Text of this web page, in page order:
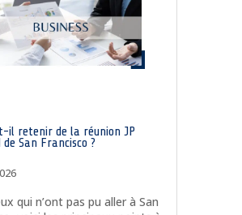
il retenir de la réunion JP
de San Francisco ?
qui n’ont pas pu aller à San